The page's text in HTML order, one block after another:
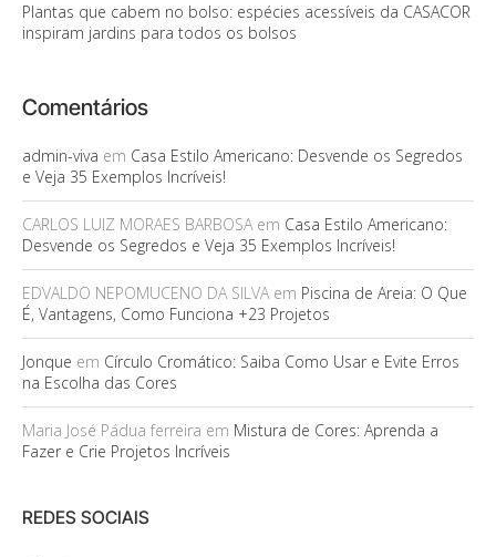
Plantas que cabem no bolso: espécies acessíveis da CASACOR
inspiram jardins para todos os bolsos
Comentários
admin-viva em Casa Estilo Americano: Desvende os Segredos
e Veja 35 Exemplos Incríveis!
CARLOS LUIZ MORAES BARBOSAem Casa Estilo Americano:
Desvende os Segredos e Veja 35 Exemplos Incríveis!
EDVALDO NEPOMUCENO DA SILVAem Piscina de Areia: O Que
É, Vantagens, Como Funciona +23 Projetos
Jonque em Círculo Cromático: Saiba Como Usar e Evite Erros
na Escolha das Cores
Maria José Pádua ferreira em Mistura de Cores: Aprenda a
Fazer e Crie Projetos Incríveis
REDES SOCIAIS